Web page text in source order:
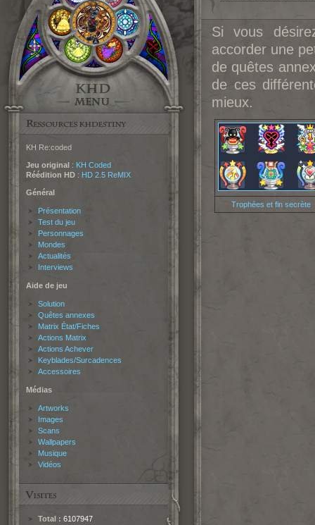
KH Re:coded
Jeu original : KH Coded
Réédition HD : HD 2.5 ReMIX
Général
Présentation
Test du jeu
Personnages
Mondes
Actualités
Interviews
Aide de jeu
Solution
Quêtes annexes
Matrix État/Fiches
Actions Matrix
Actions Achever
Keyblades/Surcadences
Accessoires
Médias
Artworks
Images
Scans
Wallpapers
Musique
Vidéos
Total : 6107947
Si vous
accorder une
de quêtes
de ces
mieux.
Trophées et fin secrète